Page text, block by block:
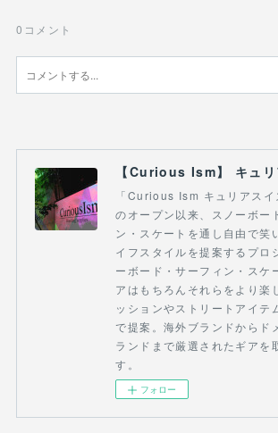
0 コメント
「Curious Ism キュリアス
のオープン以来、スノーボー
ン・スケートを通し自由で笑
イフスタイルを提案するプロ
ーボード・サーフィン・スケ
アはもちろんそれらをより楽
ッションやストリートアイテ
で提案。海外ブランドからド
ランドまで厳選されたギアを
す。
フォロー